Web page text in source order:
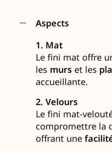
Aspects
1. Mat
Le fini mat offre
les murs et les
accueillante.
2. Velours
Le fini mat-
compromettre la
offrant une